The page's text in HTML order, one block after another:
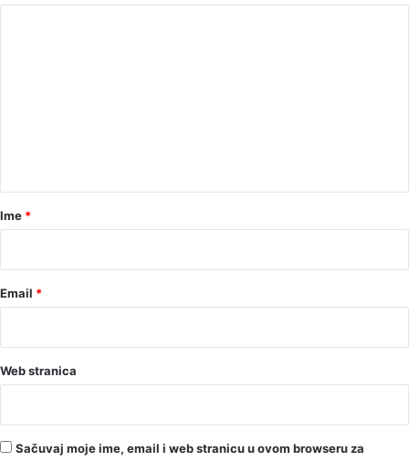
rIme *
Email *
Web stranica
Sačuvaj moje ime, email i web stranicu u ovom browseru za